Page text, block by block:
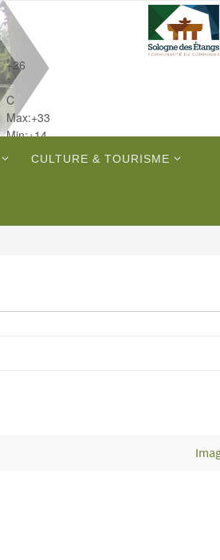
+26
°
C
Max:+33
Min:+14
CULTURE & TOURISME